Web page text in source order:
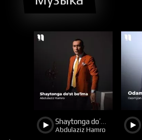
22 5
Shaytonga do’st bo’lma
Abdulaziz Hamro